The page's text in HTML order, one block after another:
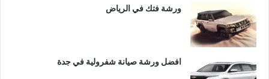
ورشة فتك في الرياض
افضل ورشة صيانة شفرولية في جدة